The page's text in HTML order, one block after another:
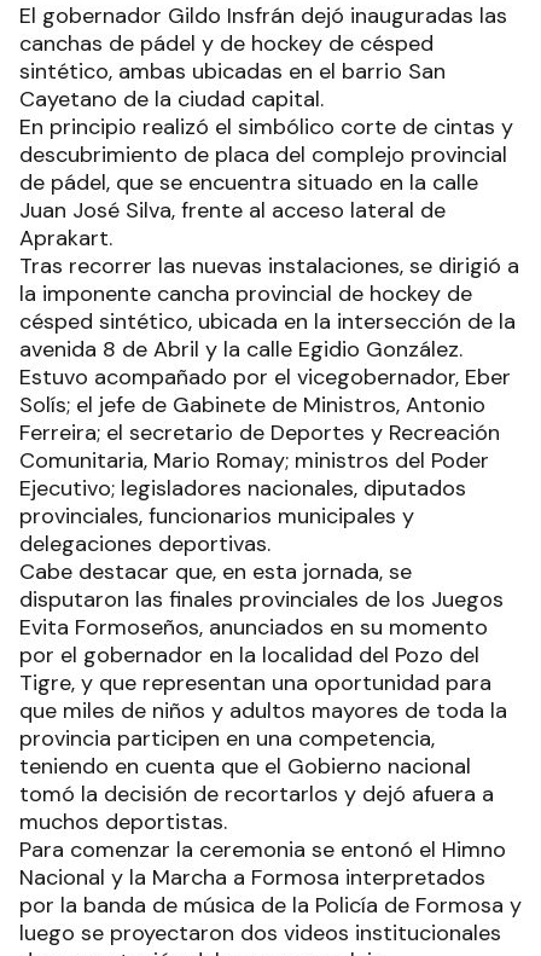
El gobernador Gildo Insfrán dejó inauguradas las
canchas de pádel y de hockey de césped
sintético, ambas ubicadas en el barrio San
Cayetano de la ciudad capital.
En principio realizó el simbólico corte de cintas y
descubrimiento de placa del complejo provincial
de pádel, que se encuentra situado en la calle
Juan José Silva, frente al acceso lateral de
Aprakart.
Tras recorrer las nuevas instalaciones, se dirigió a
la imponente cancha provincial de hockey de
césped sintético, ubicada en la intersección de la
avenida 8 de Abril y la calle Egidio González.
Estuvo acompañado por el vicegobernador, Eber
Solís; el jefe de Gabinete de Ministros, Antonio
Ferreira; el secretario de Deportes y Recreación
Comunitaria, Mario Romay; ministros del Poder
Ejecutivo; legisladores nacionales, diputados
provinciales, funcionarios municipales y
delegaciones deportivas.
Cabe destacar que, en esta jornada, se
disputaron las finales provinciales de los Juegos
Evita Formoseños, anunciados en su momento
por el gobernador en la localidad del Pozo del
Tigre, y que representan una oportunidad para
que miles de niños y adultos mayores de toda la
provincia participen en una competencia,
teniendo en cuenta que el Gobierno nacional
tomó la decisión de recortarlos y dejó afuera a
muchos deportistas.
Para comenzar la ceremonia se entonó el Himno
Nacional y la Marcha a Formosa interpretados
por la banda de música de la Policía de Formosa y
luego se proyectaron dos videos institucionales